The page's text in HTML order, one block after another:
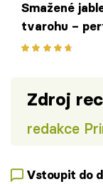
Smažené
tvarohu –
snídaně
Zdroj
redakce
Vstoupit do